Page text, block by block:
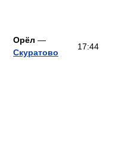
Орёл —
Скуратово
17:44